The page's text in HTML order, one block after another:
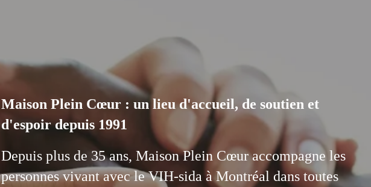
Maison Plein Cœur : un lieu d'accueil, de soutien et
d'espoir depuis 1991
Depuis plus de 35 ans, Maison Plein Cœur accompagne les
personnes vivant avec le VIH-sida à Montréal dans toutes